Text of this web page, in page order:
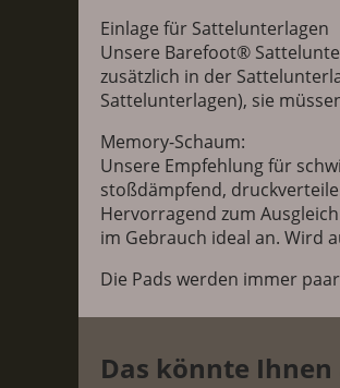
Einlage für Sattelunterlagen
Unsere Barefoot®
zusätzlich in der
Sattelunterlagen), sie
Memory-Schaum:
Unsere Empfehlung für
stoßdämpfend,
Hervorragend zum
im Gebrauch ideal an. Wird
Die Pads werden immer
Das könnte